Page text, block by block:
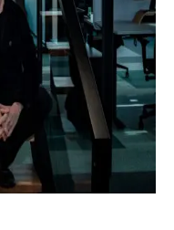
analizė
Verslo plėtra